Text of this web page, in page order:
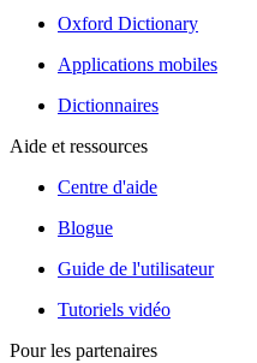
Oxford Dictionary
Applications mobiles
Dictionnaires
Aide et ressources
Centre d'aide
Blogue
Guide de l'utilisateur
Tutoriels vidéo
Pour les partenaires